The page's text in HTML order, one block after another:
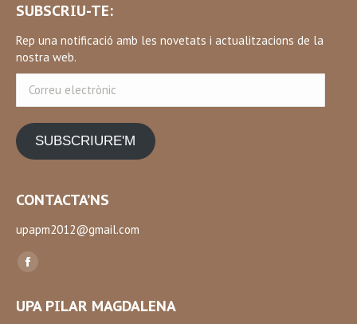
SUBSCRIU-TE:
Rep una notificació amb les novetats i actualitzacions de la
nostra web.
electrònic
SUBSCRIURE'M
CONTACTA’NS
upapm2012@gmail.com
Find us on:
Facebook
opens
UPA PILAR MAGDALENA